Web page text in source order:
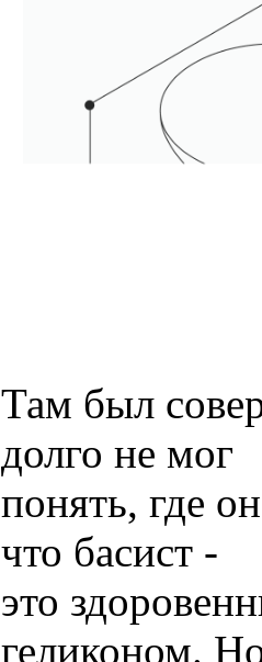
Там был
долго не мог
понять, где
что басист -
это
геликоном.